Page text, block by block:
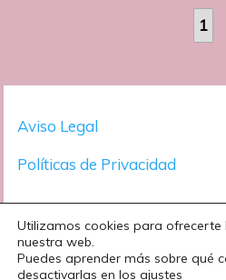
1
Aviso Legal
Políticas de Privacidad
Utilizamos cookies para ofrecerte
nuestra web.
Puedes aprender más sobre qué
desactivarlas en los ajustes